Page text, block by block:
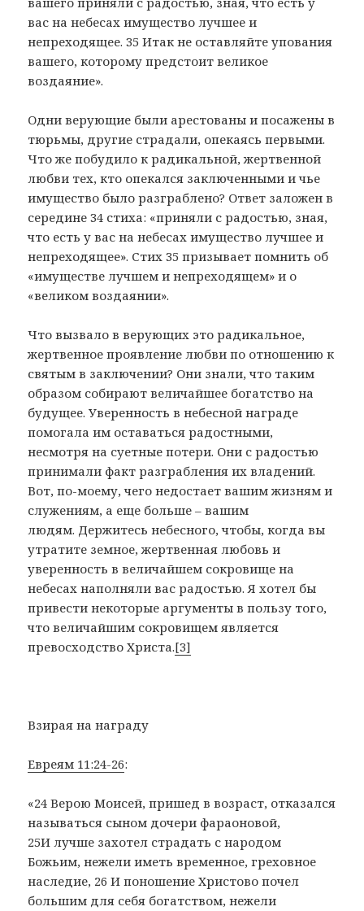
вас на небесах имущество лучшее и
непреходящее. 35 Итак не оставляйте упования
вашего, которому предстоит великое
воздаяние».
Одни верующие были арестованы и посажены в
тюрьмы, другие страдали, опекаясь первыми.
Что же побудило к радикальной, жертвенной
любви тех, кто опекался заключенными и чье
имущество было разграблено? Ответ заложен в
середине 34 стиха: «приняли с радостью, зная,
что есть у вас на небесах имущество лучшее и
непреходящее». Стих 35 призывает помнить об
«имуществе лучшем и непреходящем» и о
«великом воздаянии».
Что вызвало в верующих это радикальное,
жертвенное проявление любви по отношению к
святым в заключении? Они знали, что таким
образом собирают величайшее богатство на
будущее. Уверенность в небесной награде
помогала им оставаться радостными,
несмотря на суетные потери. Они с радостью
принимали факт разграбления их владений.
Вот, по-моему, чего недостает вашим жизням и
служениям, а еще больше – вашим
людям. Держитесь небесного, чтобы, когда вы
утратите земное, жертвенная любовь и
уверенность в величайшем сокровище на
небесах наполняли вас радостью. Я хотел бы
привести некоторые аргументы в пользу того,
что величайшим сокровищем является
превосходство Христа.[3]
Взирая на награду
Евреям 11:24-26:
«24 Верою Моисей, пришед в возраст, отказался
называться сыном дочери фараоновой,
25И лучше захотел страдать с народом
Божьим, нежели иметь временное, греховное
наследие, 26 И поношение Христово почел
большим для себя богатством, нежели